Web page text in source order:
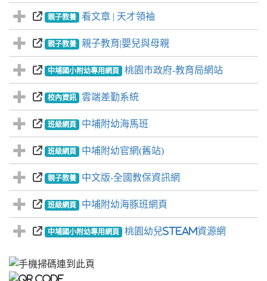
親子教養 看文章 | 天才領袖
親子教養 親子教育|嬰兒與母親
中埔國小附幼專用網頁 桃園市政府-教育局網站
校內資訊 雲端差勤系統
班級網頁 中埔附幼海馬班
班級網頁 中埔附幼官網(舊站)
親子教養 中文版-全國教保資訊網
班級網頁 中埔附幼海豚班網頁
中埔國小附幼專用網頁 桃園幼兒STEAM資源網